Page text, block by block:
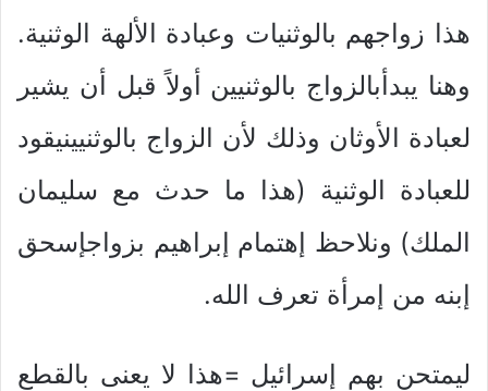
هذا زواجهم بالوثنيات وعبادة الألهة الوثنية.
وهنا يبدأبالزواج بالوثنيين أولاً قبل أن يشير
لعبادة الأوثان وذلك لأن الزواج بالوثنيينيقود
للعبادة الوثنية (هذا ما حدث مع سليمان
الملك) ونلاحظ إهتمام إبراهيم بزواجإسحق
إبنه من إمرأة تعرف الله.
ليمتحن بهم إسرائيل =هذا لا يعنى بالقطع